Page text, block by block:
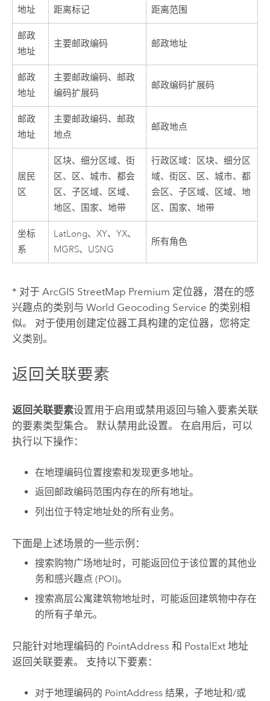
地址 距离标记 距离范围
邮政
地址
主要邮政编码 邮政地址
邮政
地址
主要邮政编码、邮政
编码扩展码
邮政编码扩展码
邮政
地址
主要邮政编码、邮政
地点
邮政地点
居民
区
区块、细分区域、街
区、区、城市、都会
区、子区域、区域、
地区、国家、地带
行政区域：区块、细分区
域、街区、区、城市、都
会区、子区域、区域、地
区、国家、地带
坐标
系
LatLong、XY、YX、
MGRS、USNG
所有角色
* 对于 ArcGIS StreetMap Premium 定位器，潜在的感
兴趣点的类别与 World Geocoding Service 的类别相
似。 对于使用创建定位器工具构建的定位器，您将定
义类别。
返回关联要素
返回关联要素设置用于启用或禁用返回与输入要素关联
的要素类型集合。 默认禁用此设置。 在启用后，可以
执行以下操作：
在地理编码位置搜索和发现更多地址。
返回邮政编码范围内存在的所有地址。
列出位于特定地址处的所有业务。
下面是上述场景的一些示例：
搜索购物广场地址时，可能返回位于该位置的其他业
务和感兴趣点 (POI)。
搜索高层公寓建筑物地址时，可能返回建筑物中存在
的所有子单元。
只能针对地理编码的 PointAddress 和 PostalExt 地址
返回关联要素。 支持以下要素：
对于地理编码的 PointAddress 结果，子地址和/或